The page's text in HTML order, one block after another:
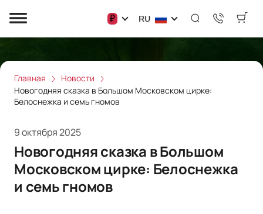
₽ RU
Главная
Новости
Новогодняя сказка в Большом Московском цирке:
Белоснежка и семь гномов
9 октября 2025
Новогодняя сказка в Большом
Московском цирке: Белоснежка
и семь гномов